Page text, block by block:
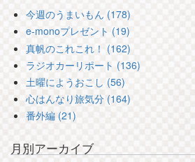
今週のうまいもん (178)
e-monoプレゼント (19)
真帆のこれこれ！ (162)
ラジオカーリポート (136)
土曜にようおこし (56)
心はんなり旅気分 (164)
番外編 (21)
月別アーカイブ